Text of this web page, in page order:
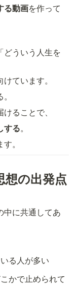
る動画を作って
どういう人生を
ています。
ることで、
する。
。
想の出発点
中に共通してあ
る人が多い
かで止められて